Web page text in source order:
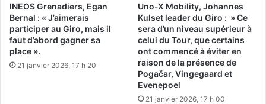
INEOS Grenadiers, Egan
Bernal : « J’aimerais
participer au Giro, mais il
faut d’abord gagner sa
place ».
21 janvier 2026, 17 h 20
Uno-X Mobility, Johannes
Kulset leader du Giro : » Ce
sera d’un niveau supérieur à
celui du Tour, que certains
ont commencé à éviter en
raison de la présence de
Pogačar, Vingegaard et
Evenepoel
21 janvier 2026, 17 h 00